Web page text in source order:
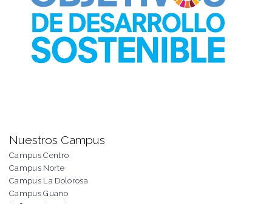
Nuestros Campus
Campus Centro
Campus Norte
Campus La Dolorosa
Campus Guano